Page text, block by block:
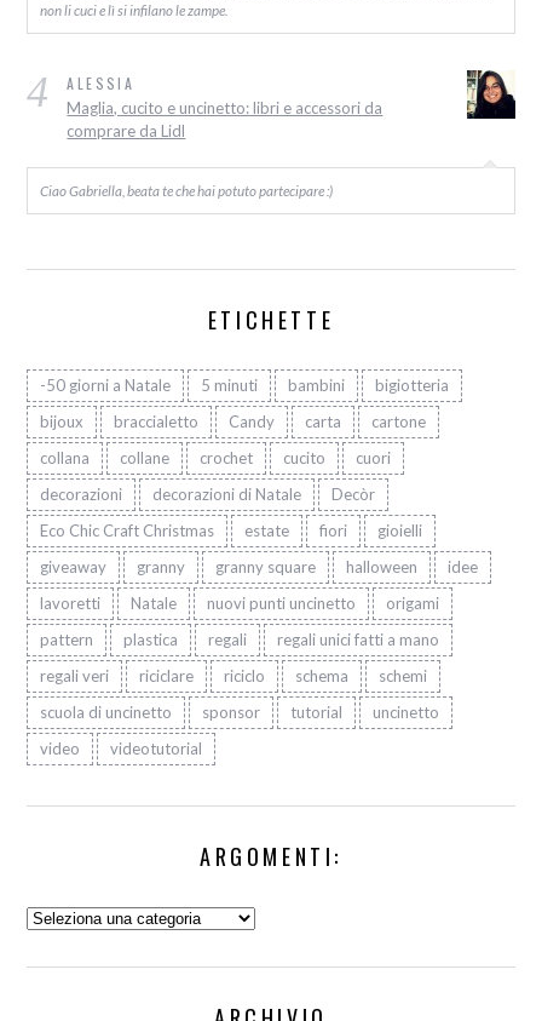
non li cuci e lì si infilano le zampe.
4 ALESSIA
Maglia, cucito e uncinetto: libri e accessori da
comprare da Lidl
Ciao Gabriella, beata te che hai potuto partecipare :)
ETICHETTE
-50 giorni a Natale 5 minuti bambini
bigiotteria
bijoux
braccialetto Candy carta
cartone
collana
collane crochet cucito
cuori
decorazioni
decorazioni di Natale
Decòr
Eco Chic Craft Christmas
estate fiori
gioielli
giveaway
granny granny square halloween
idee
lavoretti
Natale nuovi punti uncinetto
origami
pattern
plastica regali
regali unici fatti a mano
regali veri
riciclare riciclo schema
schemi
scuola di uncinetto
sponsor tutorial
uncinetto
video
videotutorial
ARGOMENTI:
Argomenti: